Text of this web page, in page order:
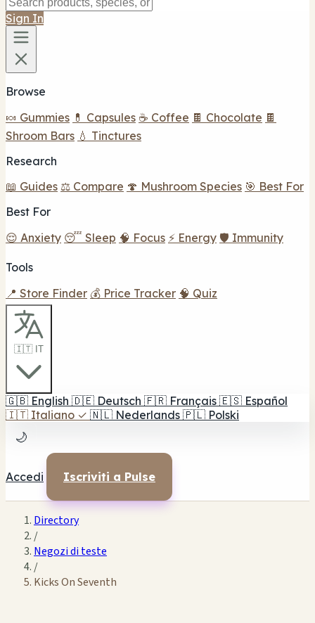
Sign In
Browse
🍬 Gummies 💊 Capsules ☕ Coffee 🍫 Chocolate 🍫
Shroom Bars 💧 Tinctures
Research
📖 Guides ⚖️ Compare 🍄 Mushroom Species 🎯 Best For
Best For
😌 Anxiety 😴 Sleep 🧠 Focus ⚡ Energy 🛡️ Immunity
Tools
📍 Store Finder 💰 Price Tracker 🧠 Quiz
🇮🇹 IT
🇬🇧 English 🇩🇪 Deutsch 🇫🇷 Français 🇪🇸 Español
🇮🇹 Italiano ✓ 🇳🇱 Nederlands 🇵🇱 Polski
🌙
Accedi Iscriviti a Pulse
Directory
/
Negozi di teste
/
Kicks On Seventh